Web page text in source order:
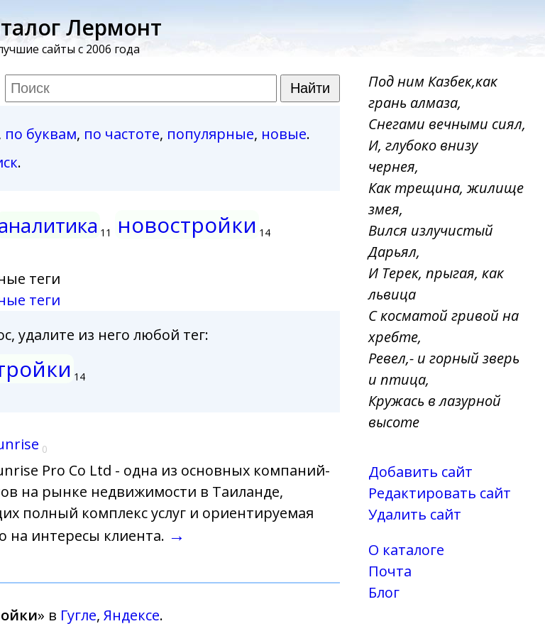
Лермонт
сайты с 2006 года
по буквам, по частоте, популярные, новые.
.
11 новостройки 14
теги
теги
удалите из него любой тег:
14
0
Pro Co Ltd - одна из основных компаний-
на рынке недвижимости в Таиланде,
полный комплекс услуг и ориентируемая
на интересы клиента. →
» в Гугле, Яндексе.
Под ним Казбек,как
грань алмаза,
Снегами вечными сиял,
И, глубоко внизу
чернея,
Как трещина, жилище
змея,
Вился излучистый
Дарьял,
И Терек, прыгая, как
львица
С косматой гривой на
хребте,
Ревел,- и горный зверь
и птица,
Кружась в лазурной
высоте
Добавить сайт
Редактировать сайт
Удалить сайт
О каталоге
Почта
Блог